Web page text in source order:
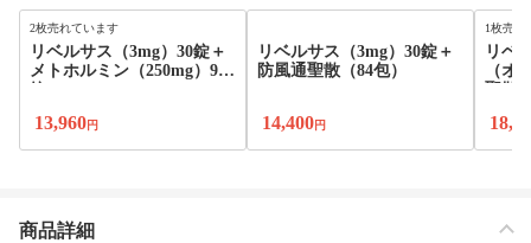
2枚売れています
リベルサス（3mg）30錠＋
メトホルミン（250mg）90
13,960円
リベルサス（3mg）30錠＋
防風通聖散（84包）
14,400円
1枚売れ
リベ
（オ
商品詳細